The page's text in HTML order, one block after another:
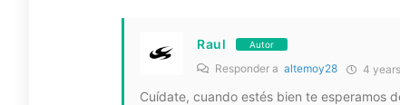
Raul Autor
Responder a altemoy28 4
Cuídate, cuando estés bien te esperamos